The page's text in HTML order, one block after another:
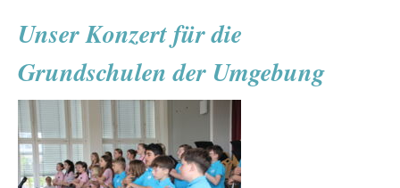
Unser Konzert für die
Grundschulen der Umgebung